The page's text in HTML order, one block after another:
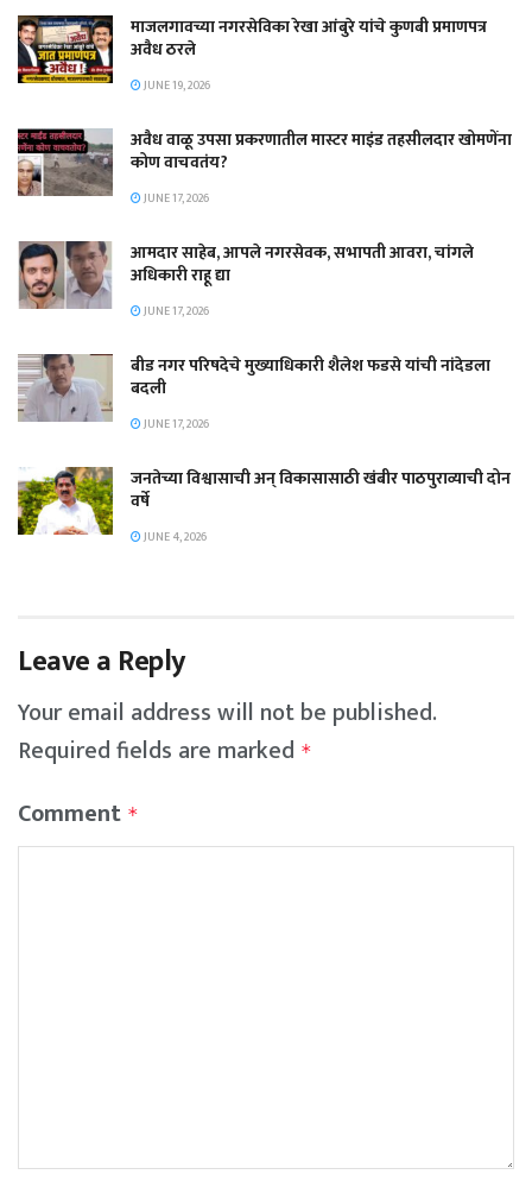
माजलगावच्या नगरसेविका रेखा आंबुरे यांचे कुणबी प्रमाणपत्र
अवैध ठरले
JUNE 19, 2026
अवैध वाळू उपसा प्रकरणातील मास्टर माइंड तहसीलदार खोमणेंना
कोण वाचवतंय?
JUNE 17, 2026
आमदार साहेब, आपले नगरसेवक, सभापती आवरा, चांगले
अधिकारी राहू द्या
JUNE 17, 2026
बीड नगर परिषदेचे मुख्याधिकारी शैलेश फडसे यांची नांदेडला
बदली
JUNE 17, 2026
जनतेच्या विश्वासाची अन् विकासासाठी खंबीर पाठपुराव्याची दोन
वर्षे
JUNE 4, 2026
Leave a Reply
Your email address will not be published.
Required fields are marked *
Comment *